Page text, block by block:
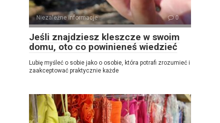
Niezależne informacje 0
Jeśli znajdziesz kleszcze w swoim
domu, oto co powinieneś wiedzieć
Lubię myśleć o sobie jako o osobie, która potrafi zrozumieć i
zaakceptować praktycznie każde